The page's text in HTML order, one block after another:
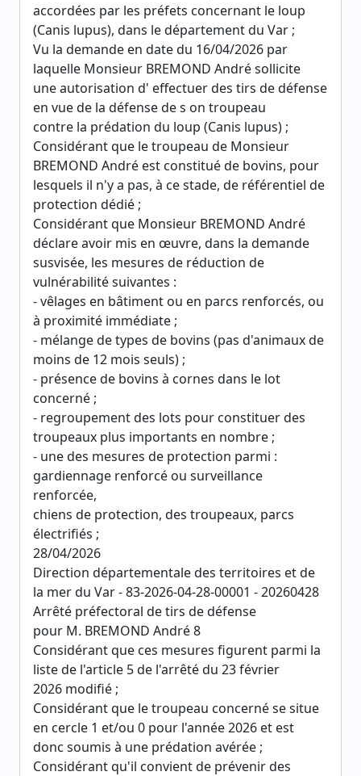
accordées par les préfets concernant le loup
(Canis lupus), dans le département du Var ;
Vu la demande en date du 16/04/2026 par
laquelle Monsieur BREMOND André sollicite
une autorisation d' effectuer des tirs de défense
en vue de la défense de s on troupeau
contre la prédation du loup (Canis lupus) ;
Considérant que le troupeau de Monsieur
BREMOND André est constitué de bovins, pour
lesquels il n'y a pas, à ce stade, de référentiel de
protection dédié ;
Considérant que Monsieur BREMOND André
déclare avoir mis en œuvre, dans la demande
susvisée, les mesures de réduction de
vulnérabilité suivantes :
- vêlages en bâtiment ou en parcs renforcés, ou
à proximité immédiate ;
- mélange de types de bovins (pas d'animaux de
moins de 12 mois seuls) ;
- présence de bovins à cornes dans le lot
concerné ;
- regroupement des lots pour constituer des
troupeaux plus importants en nombre ;
- une des mesures de protection parmi :
gardiennage renforcé ou surveillance
renforcée,
chiens de protection, des troupeaux, parcs
électrifiés ;
28/04/2026
Direction départementale des territoires et de
la mer du Var - 83-2026-04-28-00001 - 20260428
Arrêté préfectoral de tirs de défense
pour M. BREMOND André 8
Considérant que ces mesures figurent parmi la
liste de l'article 5 de l'arrêté du 23 février
2026 modifié ;
Considérant que le troupeau concerné se situe
en cercle 1 et/ou 0 pour l'année 2026 et est
donc soumis à une prédation avérée ;
Considérant qu'il convient de prévenir des